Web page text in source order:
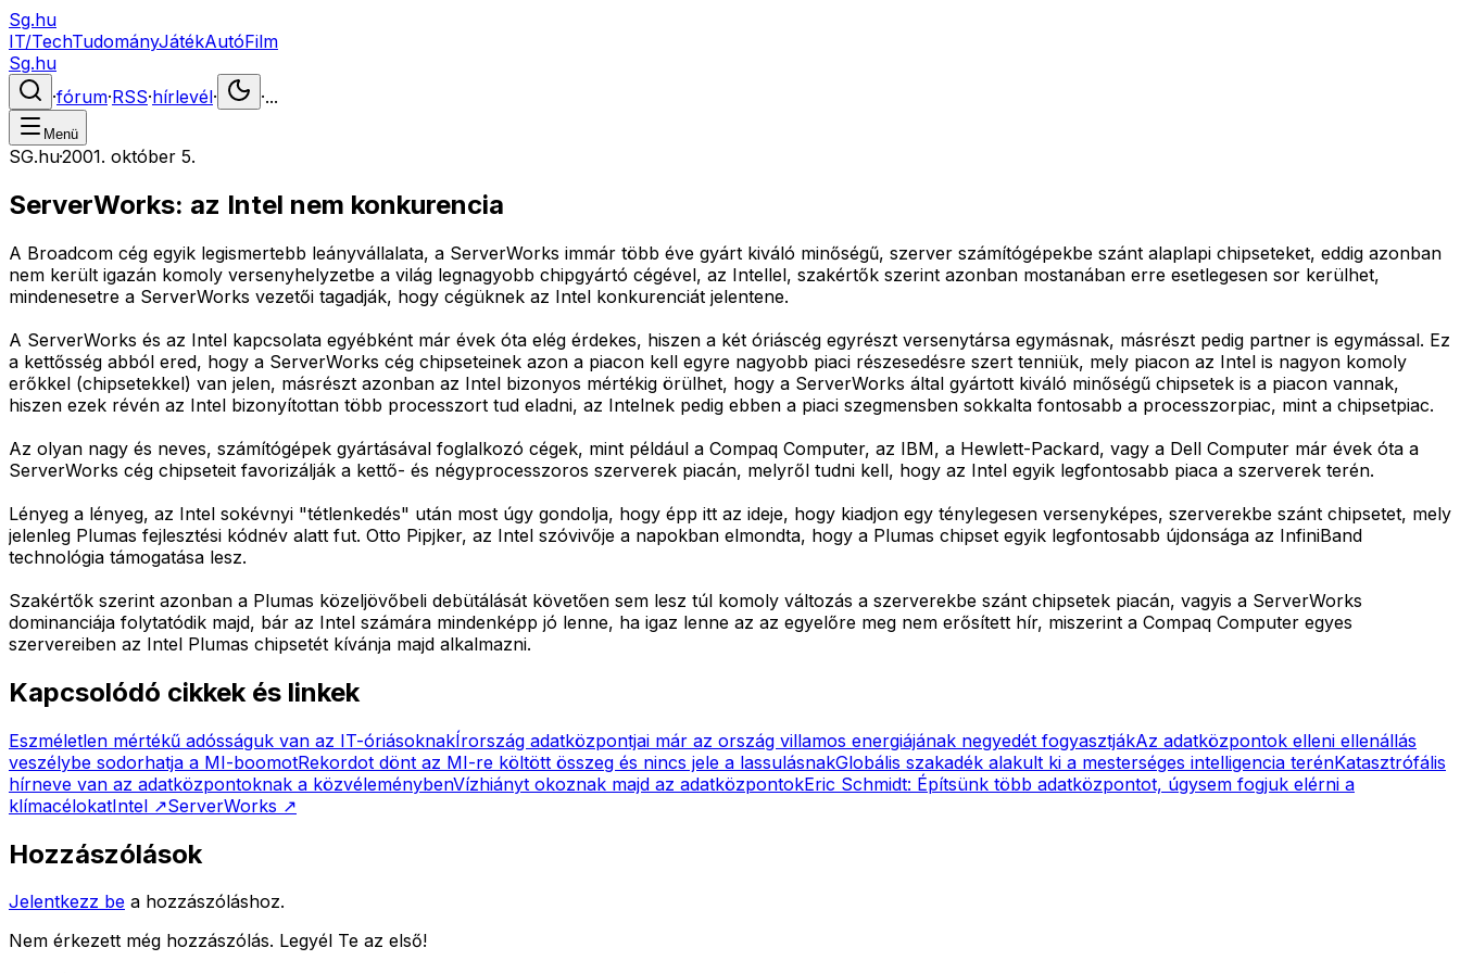
Sg.hu
IT/TechTudományJátékAutóFilm
Sg.hu
·fórum·RSS·hírlevél· ·...
Menü
SG.hu·2001. október 5.
ServerWorks: az Intel nem konkurencia
A Broadcom cég egyik legismertebb leányvállalata, a ServerWorks immár több éve gyárt kiváló minőségű, szerver számítógépekbe szánt alaplapi chipseteket, eddig azonban
nem került igazán komoly versenyhelyzetbe a világ legnagyobb chipgyártó cégével, az Intellel, szakértők szerint azonban mostanában erre esetlegesen sor kerülhet,
mindenesetre a ServerWorks vezetői tagadják, hogy cégüknek az Intel konkurenciát jelentene.
A ServerWorks és az Intel kapcsolata egyébként már évek óta elég érdekes, hiszen a két óriáscég egyrészt versenytársa egymásnak, másrészt pedig partner is egymással. Ez
a kettősség abból ered, hogy a ServerWorks cég chipseteinek azon a piacon kell egyre nagyobb piaci részesedésre szert tenniük, mely piacon az Intel is nagyon komoly
erőkkel (chipsetekkel) van jelen, másrészt azonban az Intel bizonyos mértékig örülhet, hogy a ServerWorks által gyártott kiváló minőségű chipsetek is a piacon vannak,
hiszen ezek révén az Intel bizonyítottan több processzort tud eladni, az Intelnek pedig ebben a piaci szegmensben sokkalta fontosabb a processzorpiac, mint a chipsetpiac.
Az olyan nagy és neves, számítógépek gyártásával foglalkozó cégek, mint például a Compaq Computer, az IBM, a Hewlett-Packard, vagy a Dell Computer már évek óta a
ServerWorks cég chipseteit favorizálják a kettő- és négyprocesszoros szerverek piacán, melyről tudni kell, hogy az Intel egyik legfontosabb piaca a szerverek terén.
Lényeg a lényeg, az Intel sokévnyi "tétlenkedés" után most úgy gondolja, hogy épp itt az ideje, hogy kiadjon egy ténylegesen versenyképes, szerverekbe szánt chipsetet, mely
jelenleg Plumas fejlesztési kódnév alatt fut. Otto Pipjker, az Intel szóvivője a napokban elmondta, hogy a Plumas chipset egyik legfontosabb újdonsága az InfiniBand
technológia támogatása lesz.
Szakértők szerint azonban a Plumas közeljövőbeli debütálását követően sem lesz túl komoly változás a szerverekbe szánt chipsetek piacán, vagyis a ServerWorks
dominanciája folytatódik majd, bár az Intel számára mindenképp jó lenne, ha igaz lenne az az egyelőre meg nem erősített hír, miszerint a Compaq Computer egyes
szervereiben az Intel Plumas chipsetét kívánja majd alkalmazni.
Kapcsolódó cikkek és linkek
Eszméletlen mértékű adósságuk van az IT-óriásoknakÍrország adatközpontjai már az ország villamos energiájának negyedét fogyasztjákAz adatközpontok elleni ellenállás
veszélybe sodorhatja a MI-boomotRekordot dönt az MI-re költött összeg és nincs jele a lassulásnakGlobális szakadék alakult ki a mesterséges intelligencia terénKatasztrófális
hírneve van az adatközpontoknak a közvéleménybenVízhiányt okoznak majd az adatközpontokEric Schmidt: Építsünk több adatközpontot, úgysem fogjuk elérni a
klímacélokatIntel ↗ServerWorks ↗
Hozzászólások
Jelentkezz be a hozzászóláshoz.
Nem érkezett még hozzászólás. Legyél Te az első!